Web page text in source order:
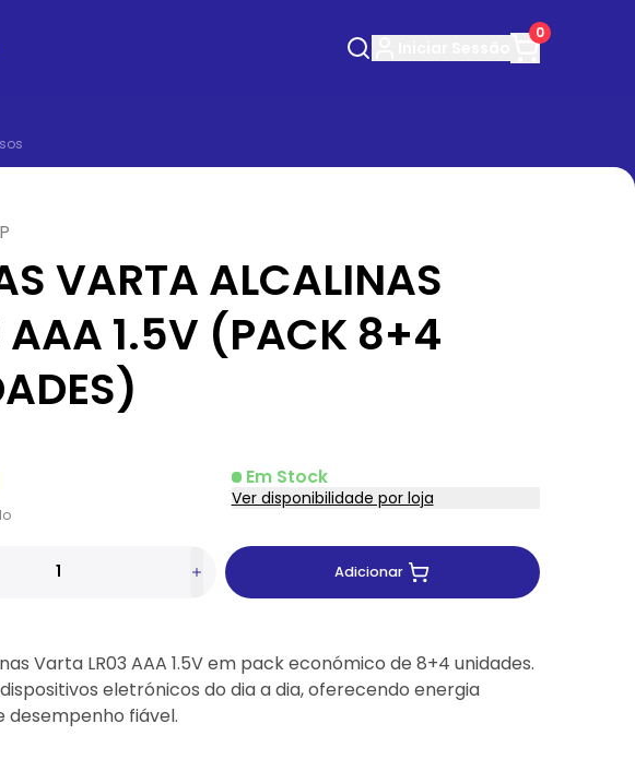
0
VARTA ALCALINAS
AAA 1.5V (PACK 8+4
Em Stock
Ver disponibilidade por loja
Adicionar
Varta LR03 AAA 1.5V em pack económico de 8+4 unidades.
eletrónicos do dia a dia, oferecendo energia
desempenho fiável.